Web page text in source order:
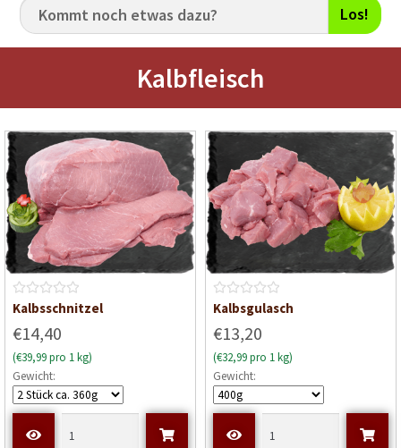
Los!
Kalbfleisch
B
w
e
r
t
Kalbsschnitzel
€14,40
(€39,99 pro 1 kg)
Gewicht:
B
w
e
r
t
Kalbsgulasch
€13,20
(€32,99 pro 1 kg)
Gewicht: